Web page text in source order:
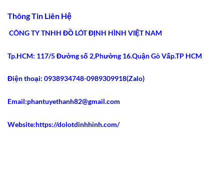
2026
Eo
Nhất
2026
Gen
Bụng
Latex
2021
Gây
Sốt
Thông Tin Liên Hệ
CÔNG TY TNHH ĐỒ LÓT ĐỊNH HÌNH VIỆT NAM
Tp.HCM: 117/5 Đường số 2,Phường 16.Quận Gò Vấp.TP HCM
Điện thoại: 0938934748-0989309918(Zalo)
Email:phantuyethanh82@gmail.com
Website:https://dolotdinhhinh.com/